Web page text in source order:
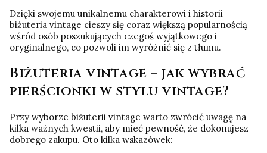
Dzięki swojemu unikalnemu charakterowi i historii
biżuteria vintage cieszy się coraz większą popularnością
wśród osób poszukujących czegoś wyjątkowego i
oryginalnego, co pozwoli im wyróżnić się z tłumu.
Biżuteria vintage – jak wybrać
pierścionki w stylu vintage?
Przy wyborze biżuterii vintage warto zwrócić uwagę na
kilka ważnych kwestii, aby mieć pewność, że dokonujesz
dobrego zakupu. Oto kilka wskazówek: